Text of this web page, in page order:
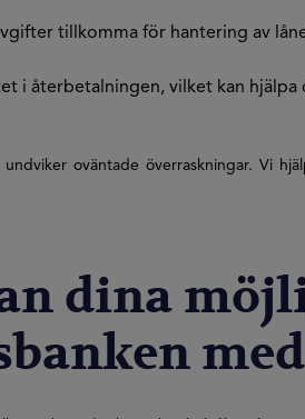
tillkomma för hantering av
i återbetalningen, vilket kan
oväntade överraskningar. Vi
dina